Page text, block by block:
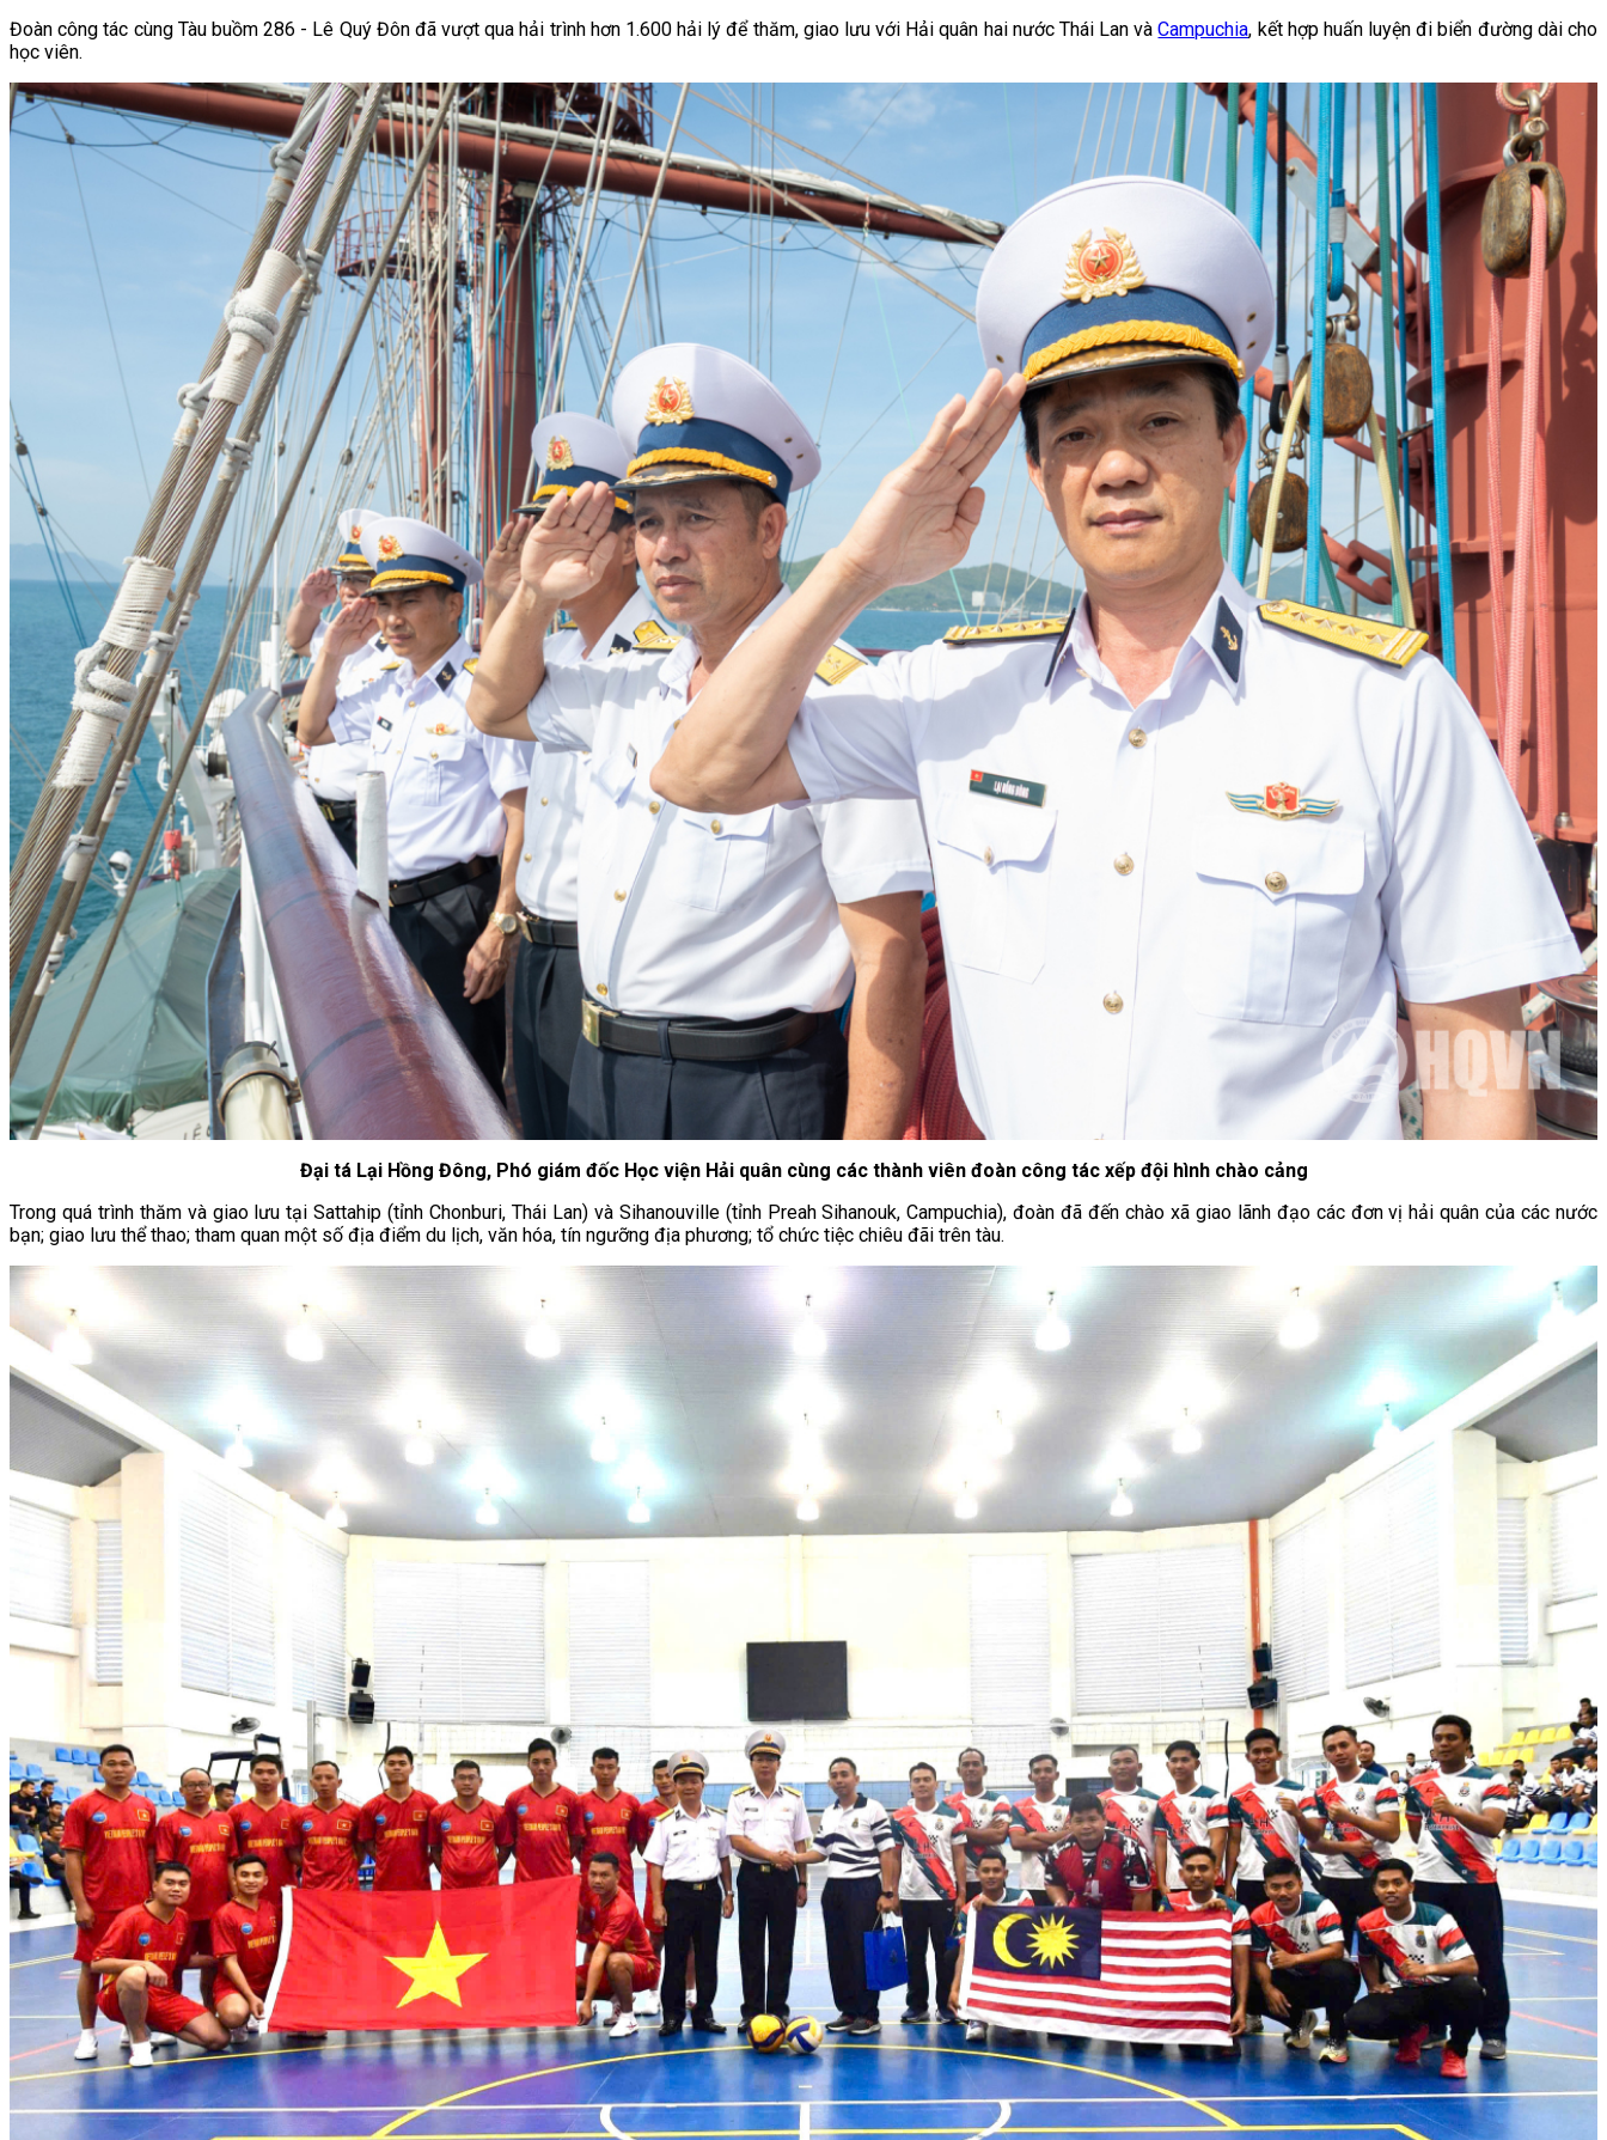
Đoàn công tác cùng Tàu buồm 286 - Lê Quý Đôn đã vượt qua hải trình hơn 1.600 hải lý để thăm, giao lưu với Hải quân hai nước Thái Lan và Campuchia, kết hợp huấn luyện đi biển đường dài cho
học viên.
Đại tá Lại Hồng Đông, Phó giám đốc Học viện Hải quân cùng các thành viên đoàn công tác xếp đội hình chào cảng
Trong quá trình thăm và giao lưu tại Sattahip (tỉnh Chonburi, Thái Lan) và Sihanouville (tỉnh Preah Sihanouk, Campuchia), đoàn đã đến chào xã giao lãnh đạo các đơn vị hải quân của các nước
bạn; giao lưu thể thao; tham quan một số địa điểm du lịch, văn hóa, tín ngưỡng địa phương; tổ chức tiệc chiêu đãi trên tàu.